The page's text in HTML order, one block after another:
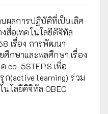
นผลการปฏิบัติที่เป็นเลิศ
สื่อเทคโนโลยีดิจิทัล
เรื่อง การพัฒนา
กษาและพลศึกษา เรื่อง
co-5STEPS เพื่อ
ก(active learning) ร่วม
โลยีดิจิทัล OBEC